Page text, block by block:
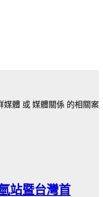
媒體 或 媒體關係 的相關案
站暨台灣首